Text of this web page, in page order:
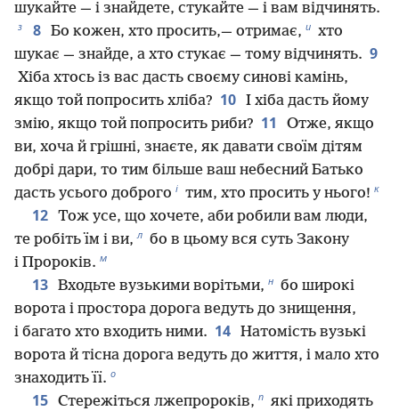
шукайте — і знайдете, стукайте — і вам відчинять.
з 8 Бо кожен, хто просить,— отримає, и хто
шукає — знайде, а хто стукає — тому відчинять. 9
Хіба хтось із вас дасть своєму синові камінь,
якщо той попросить хліба? 10 І хіба дасть йому
змію, якщо той попросить риби? 11
Отже, якщо
ви, хоча й грішні, знаєте, як давати своїм дітям
добрі дари, то тим більше ваш небесний Батько
дасть усього доброго і тим, хто просить у нього! к
12 Тож усе, що хочете, аби робили вам люди,
те робіть їм і ви, л бо в цьому вся суть Закону
і Пророків. м
13 Входьте вузькими ворітьми, н бо широкі
ворота і простора дорога ведуть до знищення,
і багато хто входить ними. 14 Натомість вузькі
ворота й тісна дорога ведуть до життя, і мало хто
знаходить її. о
15 Стережіться лжепророків, п які приходять